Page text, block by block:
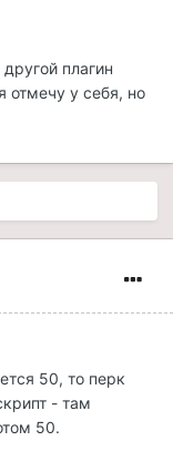
плагин
отмечу у себя, но
50, то перк
- там
50.